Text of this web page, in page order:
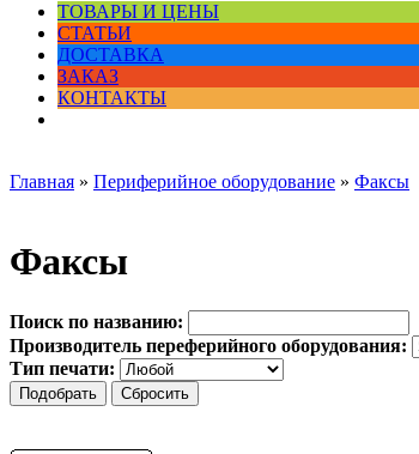
ТОВАРЫ И ЦЕНЫ
СТАТЬИ
ДОСТАВКА
ЗАКАЗ
КОНТАКТЫ
Главная » Периферийное оборудование » Факсы
Факсы
Поиск по названию:
Производитель переферийного оборудования:
Тип печати: